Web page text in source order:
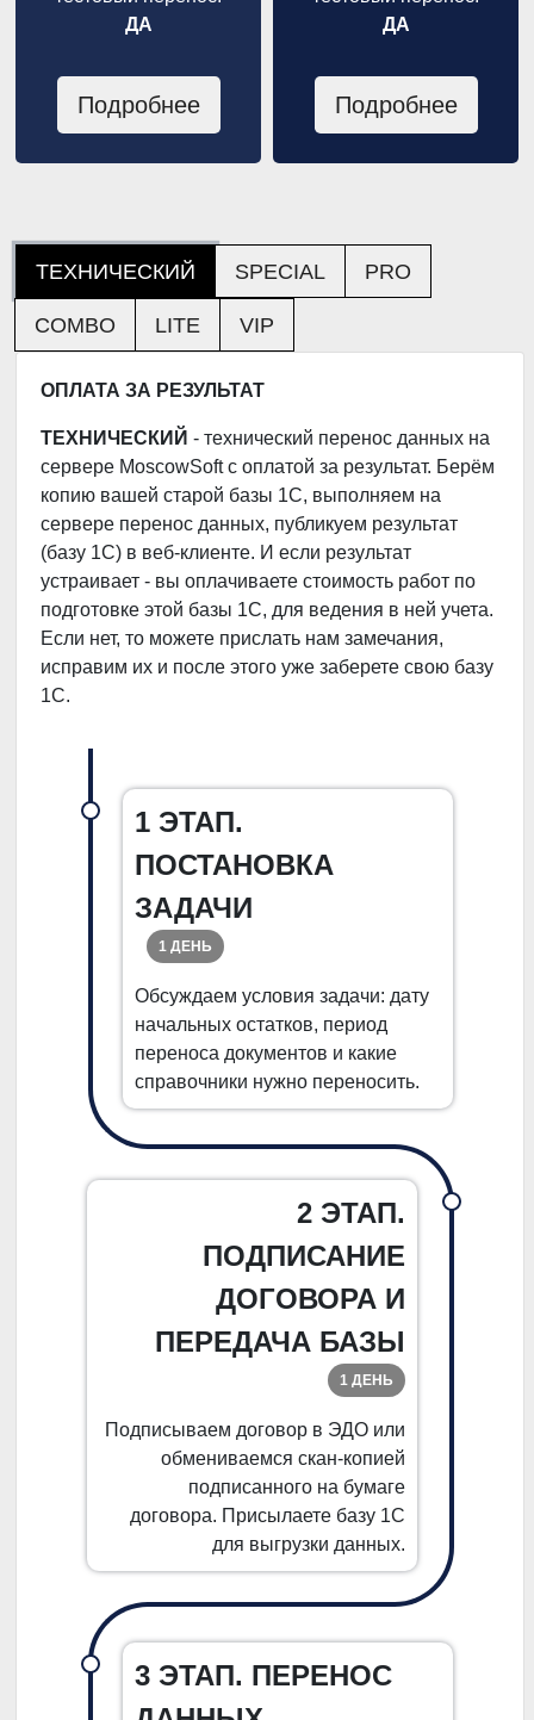
ДА
Подробнее
ДА
Подробнее
ТЕХНИЧЕСКИЙ SPECIAL PRO
COMBO LITE VIP
ОПЛАТА ЗА РЕЗУЛЬТАТ
ТЕХНИЧЕСКИЙ - технический перенос данных на
сервере MoscowSoft с оплатой за результат. Берём
копию вашей старой базы 1С, выполняем на
сервере перенос данных, публикуем результат
(базу 1С) в веб-клиенте. И если результат
устраивает - вы оплачиваете стоимость работ по
подготовке этой базы 1С, для ведения в ней учета.
Если нет, то можете прислать нам замечания,
исправим их и после этого уже заберете свою базу
1С.
1 ЭТАП.
ПОСТАНОВКА
ЗАДАЧИ
1 ДЕНЬ
Обсуждаем условия задачи: дату
начальных остатков, период
переноса документов и какие
справочники нужно переносить.
2 ЭТАП.
ПОДПИСАНИЕ
ДОГОВОРА И
ПЕРЕДАЧА БАЗЫ
1 ДЕНЬ
Подписываем договор в ЭДО или
обмениваемся скан-копией
подписанного на бумаге
договора. Присылаете базу 1С
для выгрузки данных.
3 ЭТАП. ПЕРЕНОС